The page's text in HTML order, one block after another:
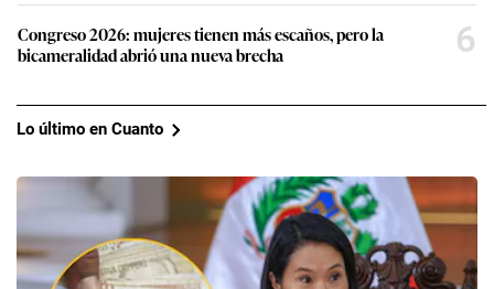
Congreso 2026: mujeres tienen más escaños, pero la
bicameralidad abrió una nueva brecha
6
Lo último en Cuanto